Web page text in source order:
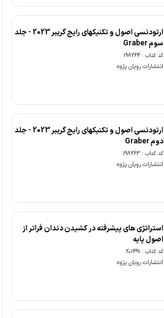
ارتودنسی اصول و تکنیکهای رایج گریبر 2023 - جلد
سوم Graber
کد کتاب : 198264
انتشارات رویان پژوه
ارتودنسی اصول و تکنیکهای رایج گریبر 2023 - جلد
دوم Graber
کد کتاب : 198263
انتشارات رویان پژوه
استراتژی های پیشرفته در کشیدن دندان فراتر از
اصول پایه
کد کتاب : 201491
انتشارات رویان پژوه